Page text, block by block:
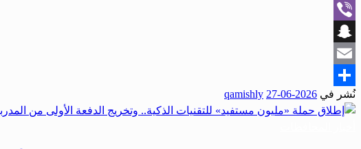
WhatsApp
Viber
Snapchat
Email
Share
نُشر في 2026-06-27
qamishly